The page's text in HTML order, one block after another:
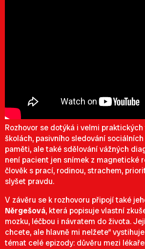
Rozhovor se dotýká i velmi
školách, pasivního sledování
paměti, ale také sdělování vážných
není pacient jen snímek z magnetické
člověk s prací, rodinou, strachem,
slyšet pravdu.
V závěru se k rozhovoru připojí také
Něrgešová, která popisuje vlastní
mozku, léčbou i návratem do života.
chcete, ale hlavně mi nelžete“
témat celé epizody: důvěru mezi